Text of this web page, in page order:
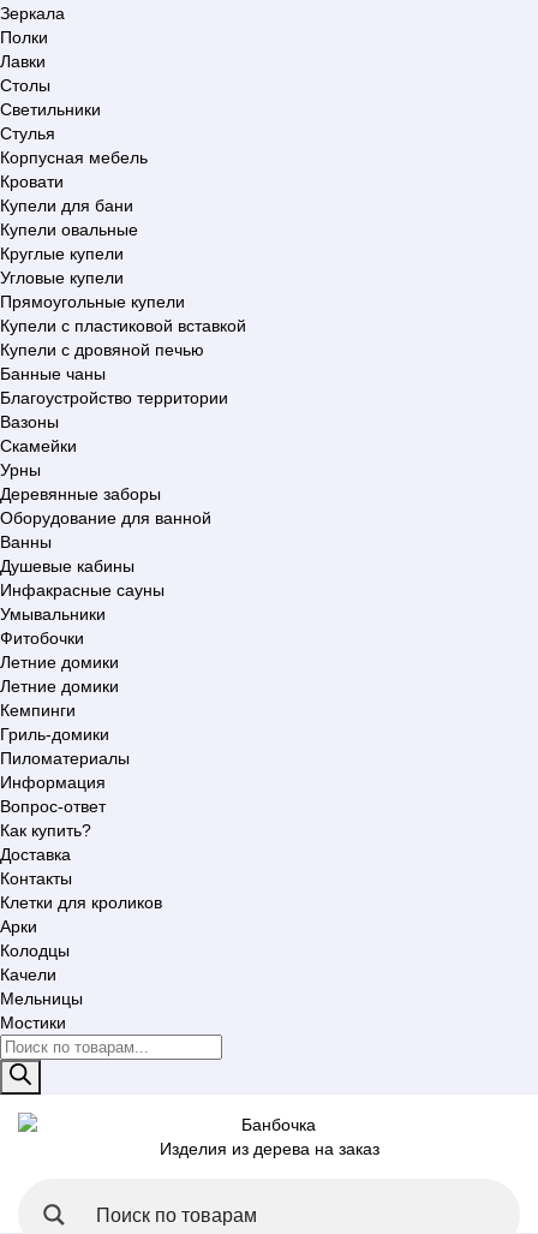
Зеркала
Полки
Лавки
Столы
Светильники
Стулья
Корпусная мебель
Кровати
Купели для бани
Купели овальные
Круглые купели
Угловые купели
Прямоугольные купели
Купели с пластиковой вставкой
Купели с дровяной печью
Банные чаны
Благоустройство территории
Вазоны
Скамейки
Урны
Деревянные заборы
Оборудование для ванной
Ванны
Душевые кабины
Инфакрасные сауны
Умывальники
Фитобочки
Летние домики
Летние домики
Кемпинги
Гриль-домики
Пиломатериалы
Информация
Вопрос-ответ
Как купить?
Доставка
Контакты
Клетки для кроликов
Арки
Колодцы
Качели
Мельницы
Мостики
Поиск
товаров
Изделия из дерева на заказ